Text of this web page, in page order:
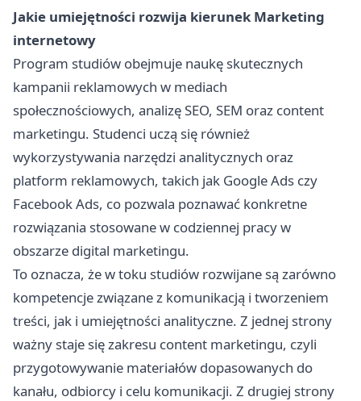
Jakie umiejętności rozwija kierunek Marketing
internetowy
Program studiów obejmuje naukę skutecznych
kampanii reklamowych w mediach
społecznościowych, analizę SEO, SEM oraz content
marketingu. Studenci uczą się również
wykorzystywania narzędzi analitycznych oraz
platform reklamowych, takich jak Google Ads czy
Facebook Ads, co pozwala poznawać konkretne
rozwiązania stosowane w codziennej pracy w
obszarze digital marketingu.
To oznacza, że w toku studiów rozwijane są zarówno
kompetencje związane z komunikacją i tworzeniem
treści, jak i umiejętności analityczne. Z jednej strony
ważny staje się zakresu content marketingu, czyli
przygotowywanie materiałów dopasowanych do
kanału, odbiorcy i celu komunikacji. Z drugiej strony